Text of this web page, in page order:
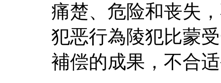
痛楚、危险和丧失
犯恶行為陵犯比蒙
補偿的成果，不合